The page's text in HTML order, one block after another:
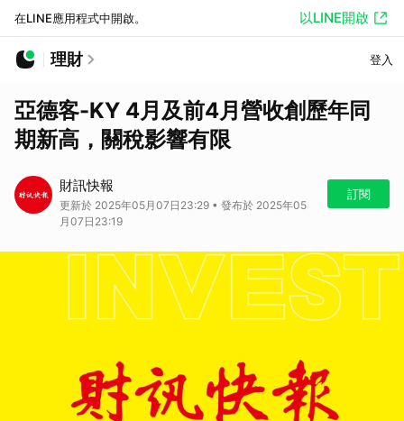
在LINE應用程式中開啟。 以LINE開啟
理財 登入
亞德客-KY 4月及前4月營收創歷年同
期新高，關稅影響有限
財訊快報
更新於 2025年05月07日23:29 • 發布於 2025年05
月07日23:19
訂閱